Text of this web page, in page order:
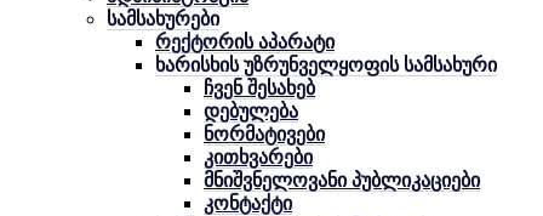
სამსახურები
რექტორის აპარატი
ხარისხის უზრუნველყოფის სამსახური
ჩვენ შესახებ
დებულება
ნორმატივები
კითხვარები
მნიშვნელოვანი პუბლიკაციები
კონტაქტი